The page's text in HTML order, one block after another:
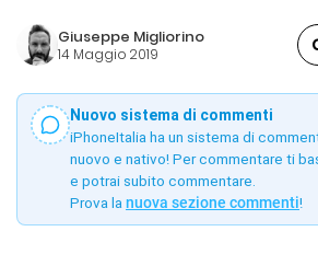
Giuseppe Migliorino
14 Maggio 2019
Nuovo sistema di commenti
iPhoneItalia ha un sistema di
nuovo e nativo! Per commentare ti
e potrai subito commentare.
Prova la nuova sezione commenti!